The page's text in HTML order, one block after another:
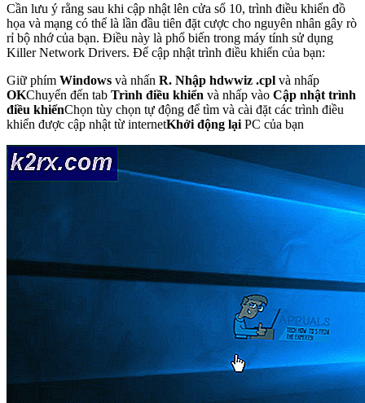
Cần lưu ý rằng sau khi cập nhật lên cửa sổ 10, trình điều khiển đồ
họa và mạng có thể là lần đầu tiên đặt cược cho nguyên nhân gây rò
rỉ bộ nhớ của bạn. Điều này là phổ biến trong máy tính sử dụng
Killer Network Drivers. Để cập nhật trình điều khiển của bạn:
Giữ phím Windows và nhấn R. Nhập hdwwiz .cpl và nhấp
OKChuyển đến tab Trình điều khiển và nhấp vào Cập nhật trình
điều khiểnChọn tùy chọn tự động để tìm và cài đặt các trình điều
khiển được cập nhật từ internetKhởi động lại PC của bạn